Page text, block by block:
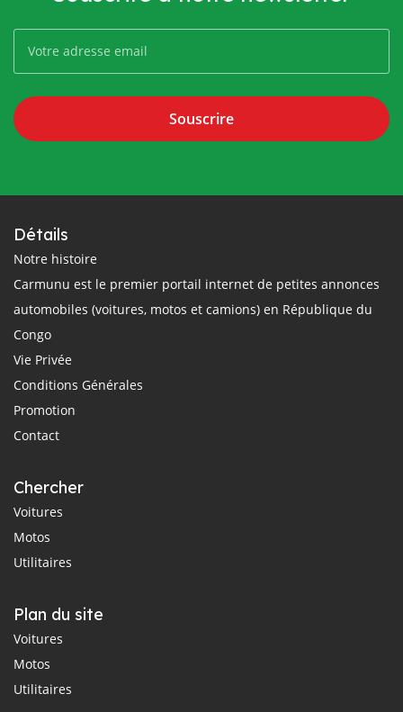
Souscrire
Détails
Notre histoire
Carmunu est le premier portail internet de petites annonces
automobiles (voitures, motos et camions) en République du
Congo
Vie Privée
Conditions Générales
Promotion
Contact
Chercher
Voitures
Motos
Utilitaires
Plan du site
Voitures
Motos
Utilitaires